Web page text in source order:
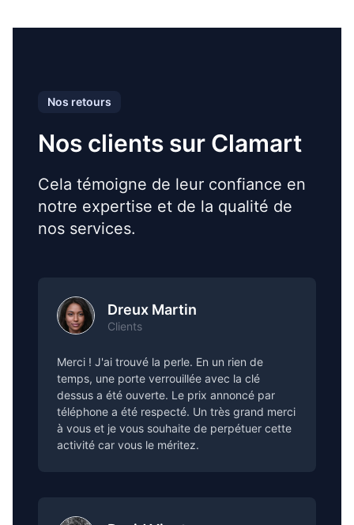
Nos retours
Nos clients sur Clamart
Cela témoigne de leur confiance en
notre expertise et de la qualité de
nos services.
Dreux Martin
Clients
Merci ! J'ai trouvé la perle. En un rien de
temps, une porte verrouillée avec la clé
dessus a été ouverte. Le prix annoncé par
téléphone a été respecté. Un très grand merci
à vous et je vous souhaite de perpétuer cette
activité car vous le méritez.